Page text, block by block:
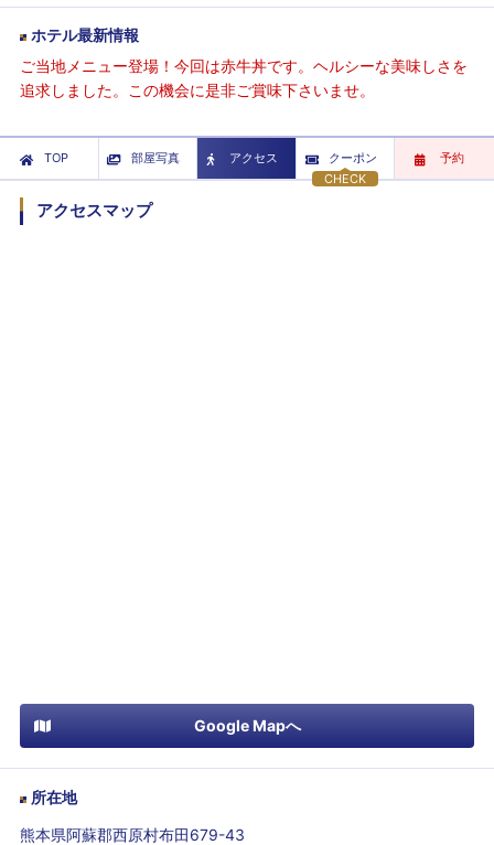
ホテル最新情報
ご当地メニュー登場！今回は赤牛丼です。ヘルシーな美味しさを
追求しました。この機会に是非ご賞味下さいませ。
TOP 部屋写真
アクセス
CHECK
クーポン 予約
アクセスマップ
Google Mapへ
所在地
熊本県阿蘇郡西原村布田679-43